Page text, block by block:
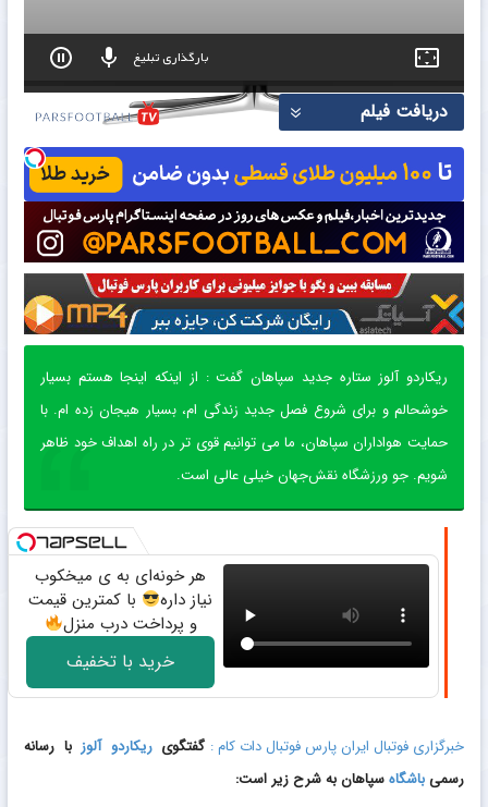
0
seconds
0
seconds
بارگذاری تبلیغ
دریافت فیلم
ریکاردو آلوز ستاره جدید سپاهان گفت : از اینکه اینجا هستم بسیار
خوشحالم و برای شروع فصل جدید زندگی‌ ام، بسیار هیجان‌ زده‌ ام. با
حمایت هواداران سپاهان، ما می‌ توانیم قوی‌ تر در راه اهداف خود ظاهر
شویم. جو ورزشگاه نقش‌جهان خیلی عالی‌ است.
هر خونه‌ای به ی میخکوب
نیاز داره
با کمترین قیمت
و پرداخت درب منزل
خرید با تخفیف
خبرگزاری فوتبال ایران پارس فوتبال دات کام : گفتگویریکاردو آلوزبا رسانه‌
رسمی باشگاهسپاهان به شرح زیر است: